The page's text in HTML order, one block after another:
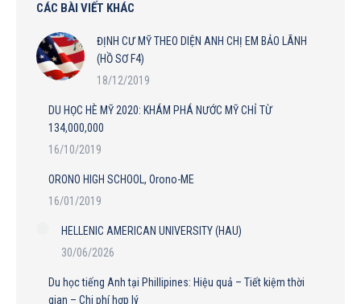
CÁC BÀI VIẾT KHÁC
ĐỊNH CƯ MỸ THEO DIỆN ANH CHỊ EM BẢO LÃNH
(HỒ SƠ F4)
18/12/2019
DU HỌC HÈ MỸ 2020: KHÁM PHÁ NƯỚC MỸ CHỈ TỪ
134,000,000
16/10/2019
ORONO HIGH SCHOOL, Orono-ME
16/01/2019
HELLENIC AMERICAN UNIVERSITY (HAU)
30/06/2026
Du học tiếng Anh tại Phillipines: Hiệu quả – Tiết kiệm thời
gian – Chi phí hợp lý